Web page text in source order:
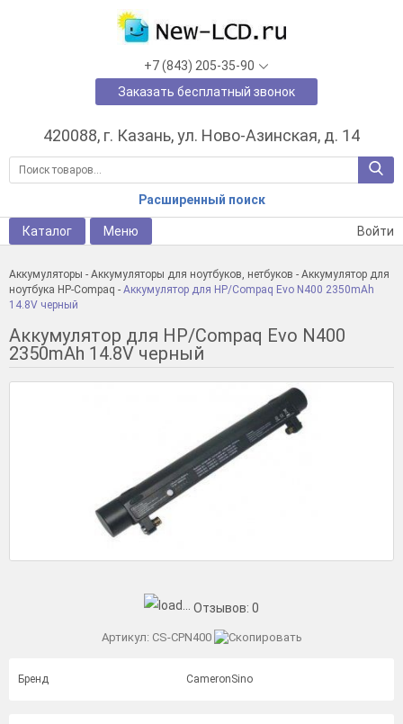
420088, г. Казань, ул. Ново-Азинская, д. 14
Расширенный поиск
+7 (843) 205-35-90
Заказать бесплатный звонок
Каталог Меню Войти
Аккумуляторы - Аккумуляторы для ноутбуков, нетбуков - Аккумулятор для
ноутбука HP-Compaq - Аккумулятор для HP/Compaq Evo N400 2350mAh
14.8V черный
Аккумулятор для HP/Compaq Evo N400
2350mAh 14.8V черный
Отзывов: 0
Артикул: CS-CPN400
Бренд CameronSino